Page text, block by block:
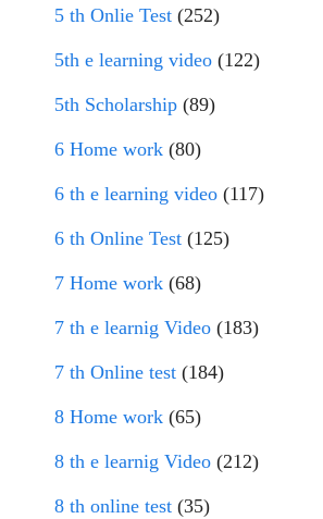
5 th Onlie Test (252)
5th e learning video (122)
5th Scholarship (89)
6 Home work (80)
6 th e learning video (117)
6 th Online Test (125)
7 Home work (68)
7 th e learnig Video (183)
7 th Online test (184)
8 Home work (65)
8 th e learnig Video (212)
8 th online test (35)